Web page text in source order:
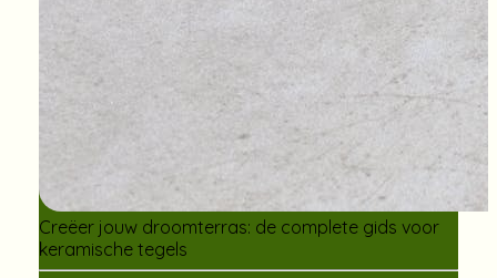
Creëer jouw droomterras: de complete gids voor
keramische tegels